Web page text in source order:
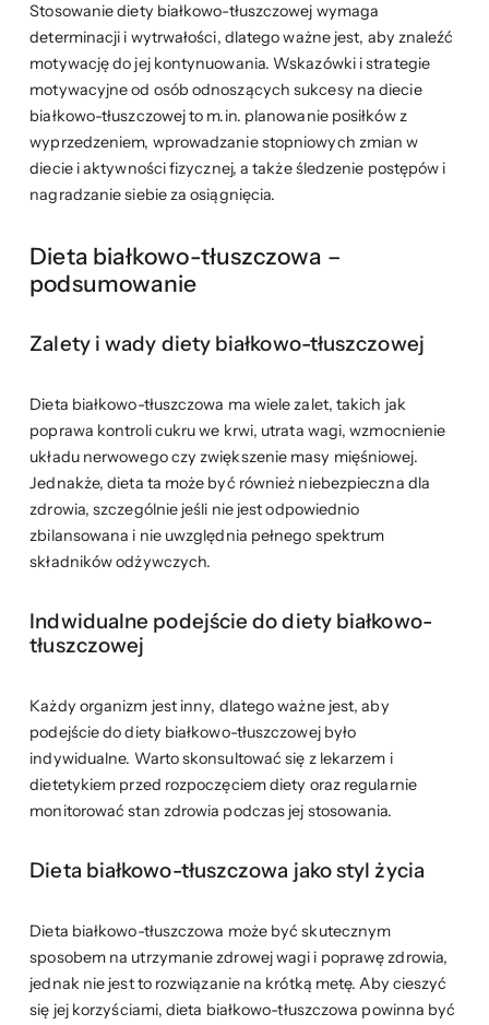
Stosowanie diety białkowo-tłuszczowej wymaga
determinacji i wytrwałości, dlatego ważne jest, aby znaleźć
motywację do jej kontynuowania. Wskazówki i strategie
motywacyjne od osób odnoszących sukcesy na diecie
białkowo-tłuszczowej to m.in. planowanie posiłków z
wyprzedzeniem, wprowadzanie stopniowych zmian w
diecie i aktywności fizycznej, a także śledzenie postępów i
nagradzanie siebie za osiągnięcia.
Dieta białkowo-tłuszczowa –
podsumowanie
Zalety i wady diety białkowo-tłuszczowej
Dieta białkowo-tłuszczowa ma wiele zalet, takich jak
poprawa kontroli cukru we krwi, utrata wagi, wzmocnienie
układu nerwowego czy zwiększenie masy mięśniowej.
Jednakże, dieta ta może być również niebezpieczna dla
zdrowia, szczególnie jeśli nie jest odpowiednio
zbilansowana i nie uwzględnia pełnego spektrum
składników odżywczych.
Indwidualne podejście do diety białkowo-
tłuszczowej
Każdy organizm jest inny, dlatego ważne jest, aby
podejście do diety białkowo-tłuszczowej było
indywidualne. Warto skonsultować się z lekarzem i
dietetykiem przed rozpoczęciem diety oraz regularnie
monitorować stan zdrowia podczas jej stosowania.
Dieta białkowo-tłuszczowa jako styl życia
Dieta białkowo-tłuszczowa może być skutecznym
sposobem na utrzymanie zdrowej wagi i poprawę zdrowia,
jednak nie jest to rozwiązanie na krótką metę. Aby cieszyć
się jej korzyściami, dieta białkowo-tłuszczowa powinna być